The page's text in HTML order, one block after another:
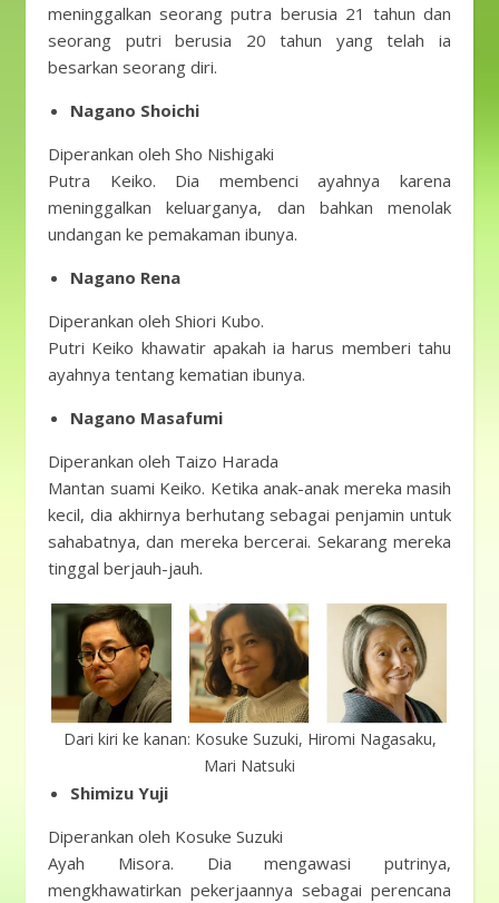
meninggalkan seorang putra berusia 21 tahun dan
seorang putri berusia 20 tahun yang telah ia
besarkan seorang diri.
Nagano Shoichi
Diperankan oleh Sho Nishigaki
Putra Keiko. Dia membenci ayahnya karena
meninggalkan keluarganya, dan bahkan menolak
undangan ke pemakaman ibunya.
Nagano Rena
Diperankan oleh Shiori Kubo.
Putri Keiko khawatir apakah ia harus memberi tahu
ayahnya tentang kematian ibunya.
Nagano Masafumi
Diperankan oleh Taizo Harada
Mantan suami Keiko. Ketika anak-anak mereka masih
kecil, dia akhirnya berhutang sebagai penjamin untuk
sahabatnya, dan mereka bercerai. Sekarang mereka
tinggal berjauh-jauh.
Dari kiri ke kanan: Kosuke Suzuki, Hiromi Nagasaku,
Mari Natsuki
Shimizu Yuji
Diperankan oleh Kosuke Suzuki
Ayah Misora. Dia mengawasi putrinya,
mengkhawatirkan pekerjaannya sebagai perencana